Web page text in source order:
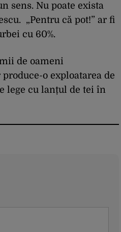
sens. Nu poate exista
„Pentru că pot!” ar fi
cu 60%.
de oameni
o exploatarea de
lege cu lanțul de tei în